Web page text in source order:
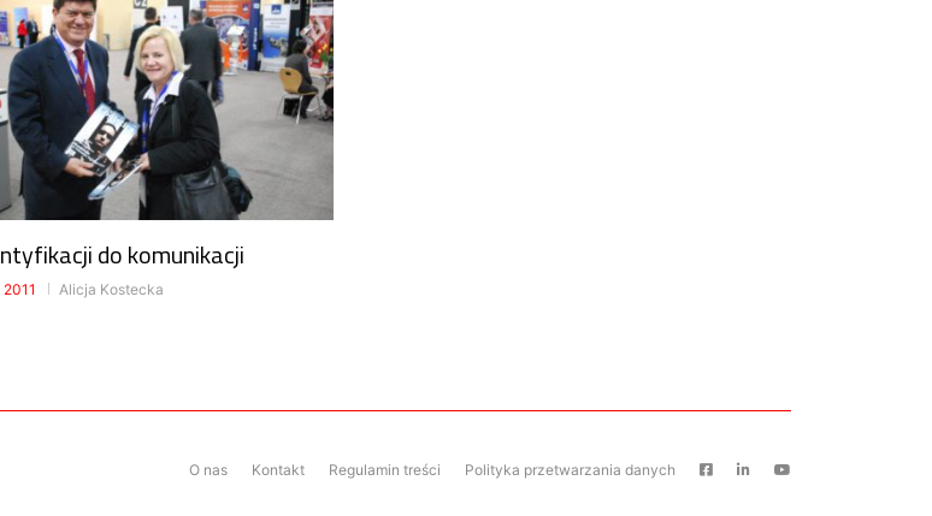
do komunikacji
Alicja Kostecka
O nas Kontakt Regulamin treści Polityka przetwarzania danych